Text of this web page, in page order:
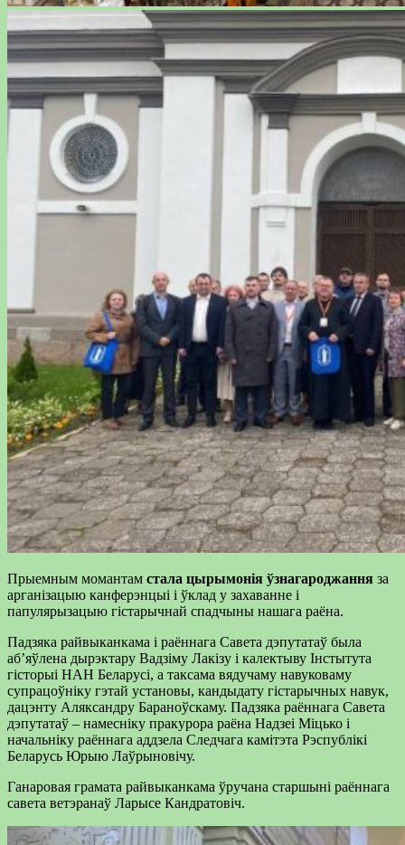
Прыемным момантам стала цырымонія ўзнагароджання за
арганізацыю канферэнцыі і ўклад у захаванне i
папулярызацыю гістарычнай спадчыны нашага раёна.
Падзяка райвыканкама і раённага Савета дэпутатаў была
аб’яўлена дырэктару Вадзіму Лакізу i калектыву Iнcтытyтa
гісторыі НАН Беларусі, а таксама вядучаму навуковаму
супрацоўніку гэтай установы, кандыдату гістарычных навук,
дацэнту Аляксандру Бараноўскаму. Падзяка раённага Савета
дэпутатаў – намесніку пракурора раёна Надзеі Міцько і
начальніку раённага аддзела Следчага камітэта Рэспублікі
Беларусь Юрыю Лаўрыновічу.
Ганаровая грамата райвыканкама ўручана старшыні раённага
савета ветэранаў Ларысе Кандратовіч.